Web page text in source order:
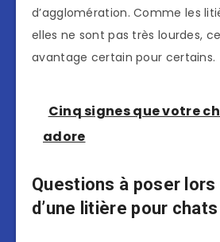
d’agglomération. Comme les
elles ne sont pas très lourdes,
avantage certain pour certains.
Cinq signes que votre
adore
Questions à poser lors
d’une litière pour chats